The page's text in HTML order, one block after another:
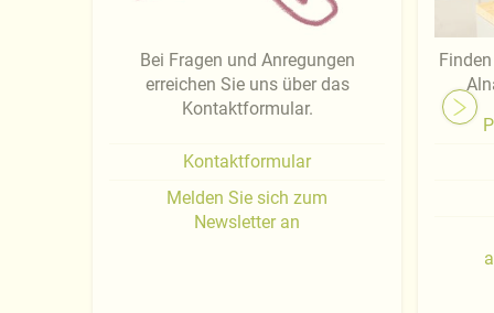
Bei Fragen und Anregungen
erreichen Sie uns über das
Kontaktformular.
Kontaktformular
Melden Sie sich zum
Newsletter an